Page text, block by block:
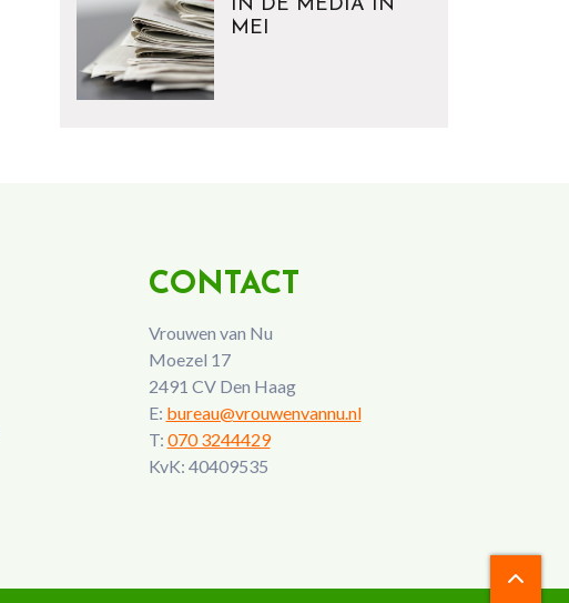
IN DE MEDIA IN
MEI
CONTACT
Vrouwen van Nu
Moezel 17
2491 CV Den Haag
E: bureau@vrouwenvannu.nl
T: 070 3244429
KvK: 40409535